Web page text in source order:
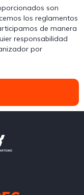
son
los reglamentos
de manera
responsabilidad
por